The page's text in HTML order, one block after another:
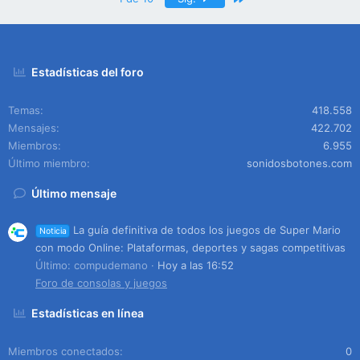
Estadísticas del foro
Temas
418.558
Mensajes
422.702
Miembros
6.955
Último miembro
sonidosbotones.com
Último mensaje
Noticia
La guía definitiva de todos los juegos de Super Mario
con modo Online: Plataformas, deportes y sagas competitivas
Último: compudemano
Hoy a las 16:52
Foro de consolas y juegos
Estadísticas en línea
Miembros conectados 0